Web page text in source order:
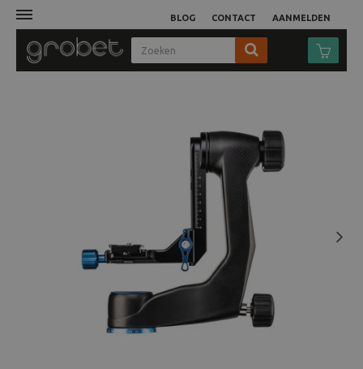
AANMELDEN
BLOG CONTACT